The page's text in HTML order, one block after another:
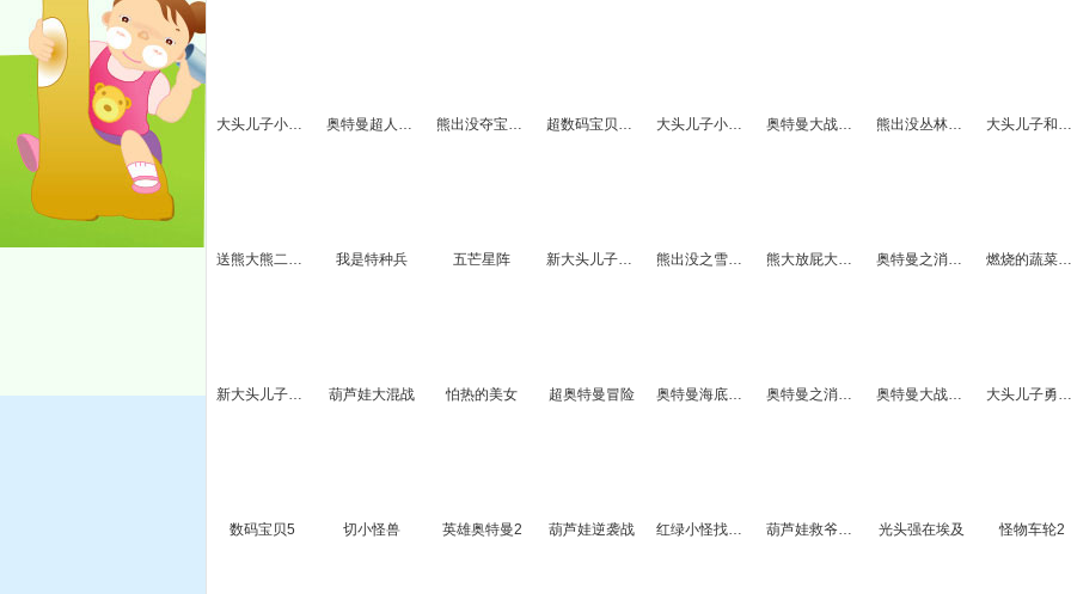
大头儿子小头爸爸3无敌版 奥特曼超人暴打怪兽 熊出没夺宝大填色 超数码宝贝冒险 大头儿子小头爸爸父子闯关 奥特曼大战呆萌僵尸 熊出没丛林特工选关版 大头儿子和小头爸爸2无敌版
送熊大熊二回家 我是特种兵 五芒星阵 新大头儿子和小头爸爸冒险选关版 熊出没之雪岭熊风大冒险选关版 熊大放屁大冒险 奥特曼之消灭怪兽大冒险 燃烧的蔬菜4新鲜战队
新大头儿子和小头爸爸冒险 葫芦娃大混战 怕热的美女 超奥特曼冒险 奥特曼海底大闯关选关版 奥特曼之消灭怪兽大冒险2 奥特曼大战邪灵电脑版 大头儿子勇救妈妈
数码宝贝5 切小怪兽 英雄奥特曼2 葫芦娃逆袭战 红绿小怪找药丸 葫芦娃救爷爷2 光头强在埃及 怪物车轮2